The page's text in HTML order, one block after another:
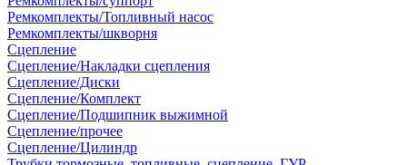
Ремкомплекты/Топливный насос
Ремкомплекты/шкворня
Сцепление
Сцепление/Накладки сцепления
Сцепление/Диски
Сцепление/Комплект
Сцепление/Подшипник выжимной
Сцепление/прочее
Сцепление/Цилиндр